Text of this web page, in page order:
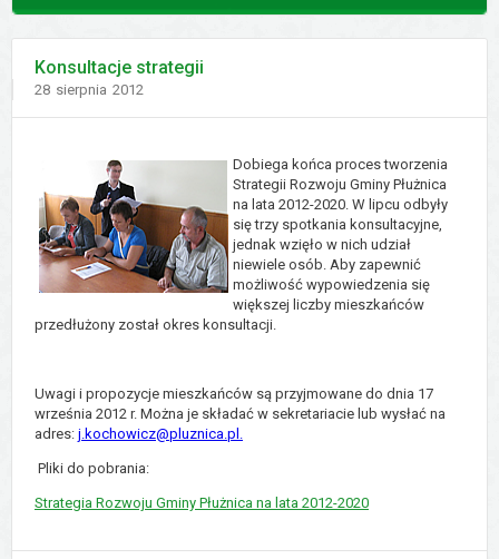
Konsultacje strategii
Dodano
28 sierpnia 2012
Dobiega końca proces tworzenia
Strategii Rozwoju Gminy Płużnica
na lata 2012-2020. W lipcu odbyły
się trzy spotkania konsultacyjne,
jednak wzięło w nich udział
niewiele osób. Aby zapewnić
możliwość wypowiedzenia się
większej liczby mieszkańców
przedłużony został okres konsultacji.
Uwagi i propozycje mieszkańców są przyjmowane do dnia 17
września 2012 r. Można je składać w sekretariacie lub wysłać na
adres: j.kochowicz@pluznica.pl.
Pliki do pobrania:
Strategia Rozwoju Gminy Płużnica na lata 2012-2020